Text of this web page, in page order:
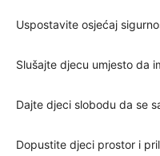
Uspostavite osjećaj
Slušajte djecu umjesto da
Dajte djeci slobodu da se
Dopustite djeci prostor i